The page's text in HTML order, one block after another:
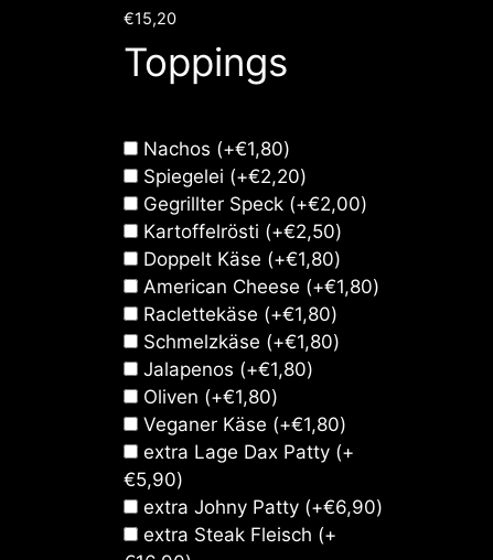
€15,20
Toppings
Nachos (+€1,80)
Spiegelei (+€2,20)
Gegrillter Speck (+€2,00)
Kartoffelrösti (+€2,50)
Doppelt Käse (+€1,80)
American Cheese (+€1,80)
Raclettekäse (+€1,80)
Schmelzkäse (+€1,80)
Jalapenos (+€1,80)
Oliven (+€1,80)
Veganer Käse (+€1,80)
extra Lage Dax Patty (+
€5,90)
extra Johny Patty (+€6,90)
extra Steak Fleisch (+